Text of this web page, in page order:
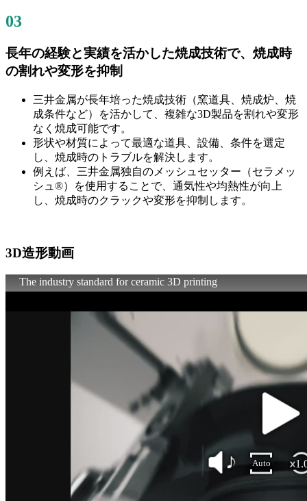
03
長年の経験と実績を活かした焼成技術で、焼成時
の割れや変形を抑制
三井金属が長年培った焼成技術（窯道具、焼成炉、焼
成条件など）を活かして、複雑な3D製品を割れや変形
なく焼成可能です。
形状や材質によって最適な道具、設備、条件を選定
し、焼成時のトラブルを解決します。
例えば、三井金属独自のメッシュセッター（セラメッ
シュ®）を使用することで、通気性や均熱性が向上
し、焼成時のクラックや変形を抑制します。
3D造形動画